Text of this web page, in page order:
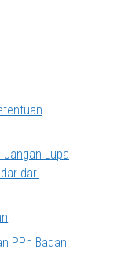
Lupa
dari
PPh Badan